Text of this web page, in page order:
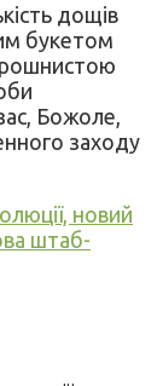
дощів
букетом
Божоле,
заходу
новий
штаб-